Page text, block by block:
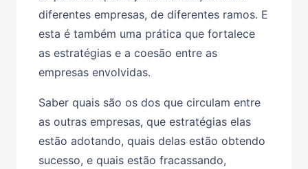
diferentes empresas, de diferentes ramos. E
esta é também uma prática que fortalece
as estratégias e a coesão entre as
empresas envolvidas.
Saber quais são os dos que circulam entre
as outras empresas, que estratégias elas
estão adotando, quais delas estão obtendo
sucesso, e quais estão fracassando,